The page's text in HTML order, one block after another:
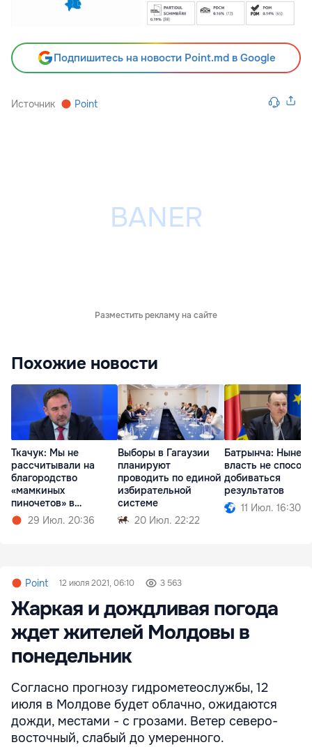
Подпишитесь на новости Point.md в Google
Источник Point
Разместить рекламу на сайте
Похожие новости
Ткачук: Мы не
рассчитывали на
благородство
«мамкиных
пиночетов» в
правительстве
29 Июл. 20:36
Выборы в Гагаузии
планируют
проводить по единой
избирательной
системе
20 Июл. 22:22
Батрынча:
власть не
добиваться
результатов
11 Июл. 16:30
Point 12 июля 2021, 06:10 3 563
Жаркая и дождливая погода
ждет жителей Молдовы в
понедельник
Согласно прогнозу гидрометеослужбы, 12
июля в Молдове будет облачно, ожидаются
дожди, местами - с грозами. Ветер северо-
восточный, слабый до умеренного.